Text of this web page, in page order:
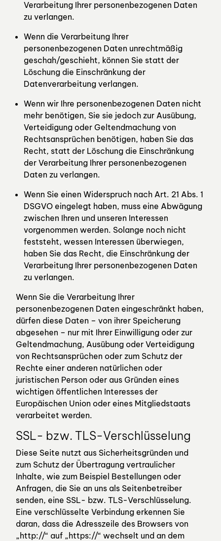
Verarbeitung Ihrer personenbezogenen Daten
zu verlangen.
Wenn die Verarbeitung Ihrer
personenbezogenen Daten unrechtmäßig
geschah/geschieht, können Sie statt der
Löschung die Einschränkung der
Datenverarbeitung verlangen.
Wenn wir Ihre personenbezogenen Daten nicht
mehr benötigen, Sie sie jedoch zur Ausübung,
Verteidigung oder Geltendmachung von
Rechtsansprüchen benötigen, haben Sie das
Recht, statt der Löschung die Einschränkung
der Verarbeitung Ihrer personenbezogenen
Daten zu verlangen.
Wenn Sie einen Widerspruch nach Art. 21 Abs. 1
DSGVO eingelegt haben, muss eine Abwägung
zwischen Ihren und unseren Interessen
vorgenommen werden. Solange noch nicht
feststeht, wessen Interessen überwiegen,
haben Sie das Recht, die Einschränkung der
Verarbeitung Ihrer personenbezogenen Daten
zu verlangen.
Wenn Sie die Verarbeitung Ihrer
personenbezogenen Daten eingeschränkt haben,
dürfen diese Daten – von ihrer Speicherung
abgesehen – nur mit Ihrer Einwilligung oder zur
Geltendmachung, Ausübung oder Verteidigung
von Rechtsansprüchen oder zum Schutz der
Rechte einer anderen natürlichen oder
juristischen Person oder aus Gründen eines
wichtigen öffentlichen Interesses der
Europäischen Union oder eines Mitgliedstaats
verarbeitet werden.
SSL- bzw. TLS-Verschlüsselung
Diese Seite nutzt aus Sicherheitsgründen und
zum Schutz der Übertragung vertraulicher
Inhalte, wie zum Beispiel Bestellungen oder
Anfragen, die Sie an uns als Seitenbetreiber
senden, eine SSL- bzw. TLS-Verschlüsselung.
Eine verschlüsselte Verbindung erkennen Sie
daran, dass die Adresszeile des Browsers von
„http://“ auf „https://“ wechselt und an dem